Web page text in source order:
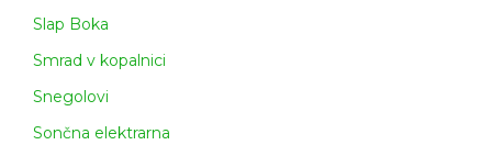
Slap Boka
Smrad v kopalnici
Snegolovi
Sončna elektrarna